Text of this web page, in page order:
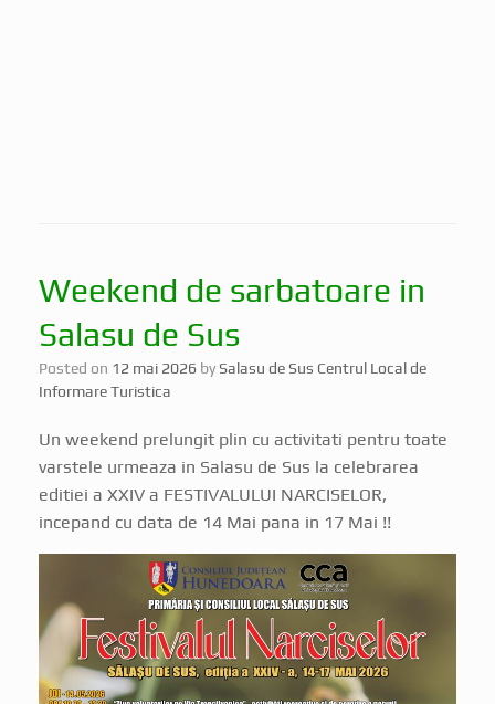
Weekend de sarbatoare in
Salasu de Sus
Posted on12 mai 2026bySalasu de Sus Centrul Local de
Informare Turistica
varstele urmeaza in Salasu de Sus la celebrarea
editiei a XXIV a FESTIVALULUI NARCISELOR,
incepand cu data de 14 Mai pana in 17 Mai !!